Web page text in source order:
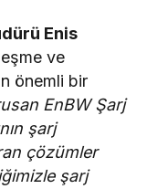
Enis
ve
önemli bir
EnBW Şarj
şarj
çözümler
şarj